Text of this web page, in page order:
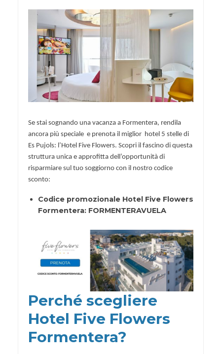
Se stai sognando una vacanza a Formentera, rendila
ancora più speciale e prenota il miglior hotel 5 stelle di
Es Pujols: l’Hotel Five Flowers. Scopri il fascino di questa
struttura unica e approfitta dell’opportunità di
risparmiare sul tuo soggiorno con il nostro codice
sconto:
Codice promozionale Hotel Five Flowers
Formentera: FORMENTERAVUELA
Perché scegliere
Hotel Five Flowers
Formentera?